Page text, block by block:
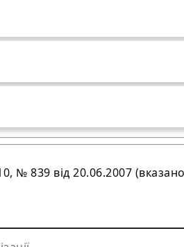
839 від 20.06.2007 (вказано